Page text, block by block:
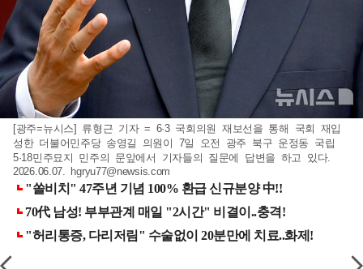
[광주=뉴시스] 류형근 기자 = 6·3 국회의원 재보선을 통해 국회 재입
성한 더불어민주당 송영길 의원이 7일 오전 광주 북구 운정동 국립
5·18민주묘지 민주의 문앞에서 기자들의 질문에 답변을 하고 있다.
2026.06.07. hgryu77@newsis.com